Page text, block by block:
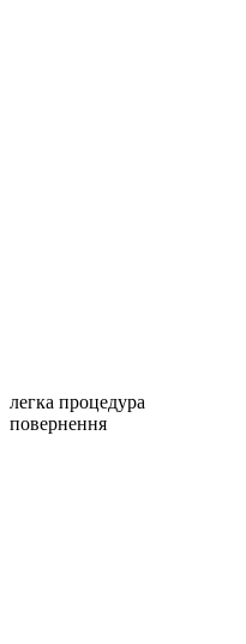
легка процедура
повернення